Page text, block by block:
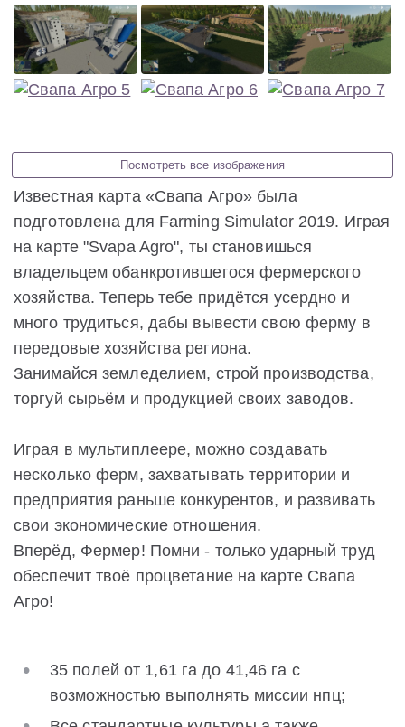
Посмотреть все изображения
Известная карта «Свапа Агро» была
подготовлена для Farming Simulator 2019. Играя
на карте "Svapa Agro", ты становишься
владельцем обанкротившегося фермерского
хозяйства. Теперь тебе придётся усердно и
много трудиться, дабы вывести свою ферму в
передовые хозяйства региона.
Занимайся земледелием, строй производства,
торгуй сырьём и продукцией своих заводов.
Играя в мультиплеере, можно создавать
несколько ферм, захватывать территории и
предприятия раньше конкурентов, и развивать
свои экономические отношения.
Вперёд, Фермер! Помни - только ударный труд
обеспечит твоё процветание на карте Свапа
Агро!
35 полей от 1,61 га до 41,46 га с
возможностью выполнять миссии нпц;